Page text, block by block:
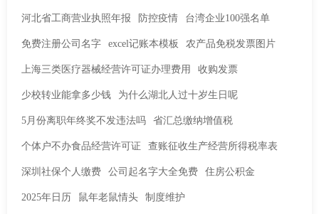
河北省工商营业执照年报 防控疫情 台湾企业100强名单
免费注册公司名字 excel记账本模板 农产品免税发票图片
上海三类医疗器械经营许可证办理费用 收购发票
少校转业能拿多少钱 为什么湖北人过十岁生日呢
5月份离职年终奖不发违法吗 省汇总缴纳增值税
个体户不办食品经营许可证 查账征收生产经营所得税率表
深圳社保个人缴费 公司起名字大全免费 住房公积金
2025年日历 鼠年老鼠情头 制度维护